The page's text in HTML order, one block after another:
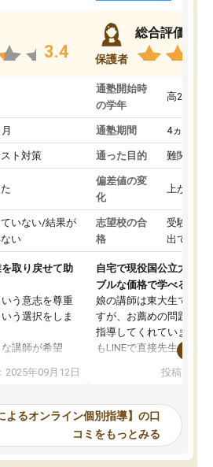
3.4
ト対策
いない/結果が
い
取り戻せて助
う意志を尊重
う選択をしま
講師が希望
るかなど選ぶ
講師で良いか
事ができま
2025年09月12日
保護者
総合評価
通塾開始時
の学年
高2
通塾期間 4ヵ月～1
通った目的 難関私立
偏差値の変
化
上がった
志望校の合
格
受験して
出ていな
自宅で現役国公立大学生
ブルな価格で学べる
娘の講師は東大生では無
すが、お薦めの問題集や
指導してくれています。
もLINEで直接先生に質問
めれるので、個人に合
いなのがあり(有料)、受
ことをどんなスケジュー
くか相談したのですが、
ち期待したものではなく
投稿日：
よるオンライン個別指導】の口
コミをもっとみる